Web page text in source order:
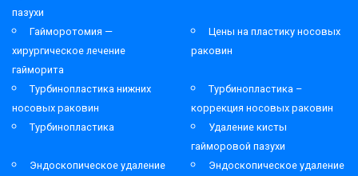
пазухи
Гайморотомия —
хирургическое лечение
гайморита
Цены на пластику носовых
раковин
Турбинопластика нижних
носовых раковин
Турбинопластика –
коррекция носовых раковин
Турбинопластика
Удаление кисты
гайморовой пазухи
Эндоскопическое удаление
Эндоскопическое удаление